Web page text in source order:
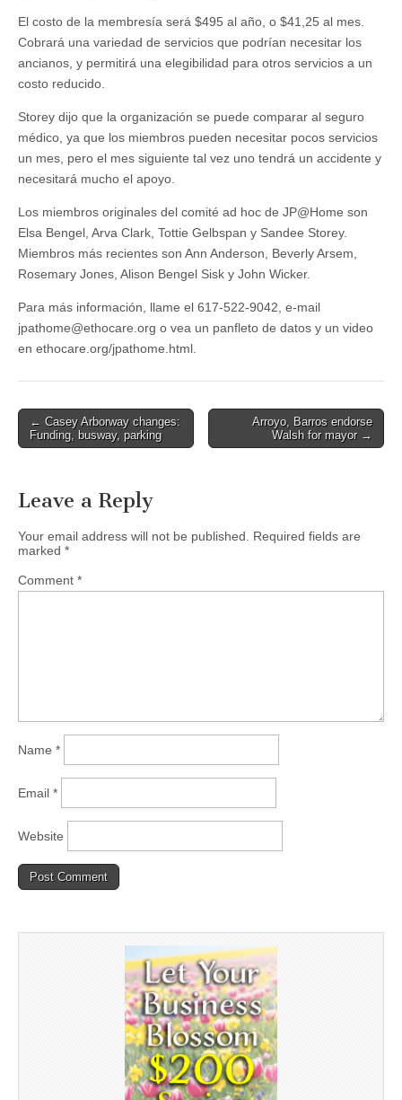
El costo de la membresía será $495 al año, o $41,25 al mes.
Cobrará una variedad de servicios que podrían necesitar los
ancianos, y permitirá una elegibilidad para otros servicios a un
costo reducido.
Storey dijo que la organización se puede comparar al seguro
médico, ya que los miembros pueden necesitar pocos servicios
un mes, pero el mes siguiente tal vez uno tendrá un accidente y
necesitará mucho el apoyo.
Los miembros originales del comité ad hoc de JP@Home son
Elsa Bengel, Arva Clark, Tottie Gelbspan y Sandee Storey.
Miembros más recientes son Ann Anderson, Beverly Arsem,
Rosemary Jones, Alison Bengel Sisk y John Wicker.
Para más información, llame el 617-522-9042, e-mail
jpathome@ethocare.org o vea un panfleto de datos y un video
en ethocare.org/jpathome.html.
Post
navigation
← Casey Arborway changes:
Funding, busway, parking
Arroyo, Barros endorse
Walsh for mayor →
Leave a Reply
Your email address will not be published.
Required fields are
marked *
Comment *
Name *
Email *
Website